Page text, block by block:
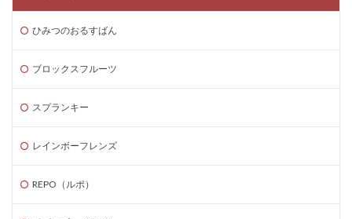
ひみつのおるすばん
ブロックスフルーツ
スプランキー
レインボーフレンズ
REPO（ルポ）